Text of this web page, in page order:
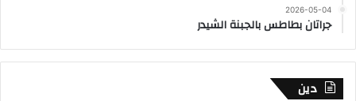
2026-05-04
جراتان بطاطس بالجبنة الشيدر
دين